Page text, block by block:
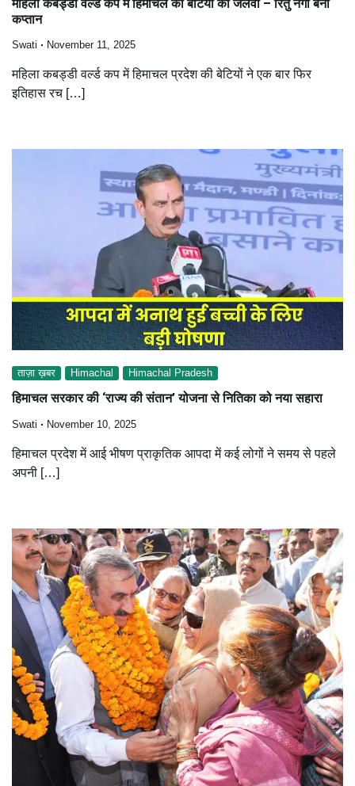
महिला कबड्डी वर्ल्ड कप में हिमाचल की बेटियों का जलवा – रितु नेगी बनी
कप्तान
Swati November 11, 2025
महिला कबड्डी वर्ल्ड कप में हिमाचल प्रदेश की बेटियों ने एक बार फिर
इतिहास रच […]
ताज़ा ख़बर Himachal Himachal Pradesh
हिमाचल सरकार की ‘राज्य की संतान’ योजना से नितिका को नया सहारा
Swati November 10, 2025
हिमाचल प्रदेश में आई भीषण प्राकृतिक आपदा में कई लोगों ने समय से पहले
अपनी […]